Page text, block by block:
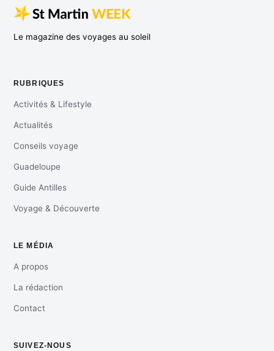
Le magazine des voyages au soleil
RUBRIQUES
Activités & Lifestyle
Actualités
Conseils voyage
Guadeloupe
Guide Antilles
Voyage & Découverte
LE MÉDIA
A propos
La rédaction
Contact
SUIVEZ-NOUS